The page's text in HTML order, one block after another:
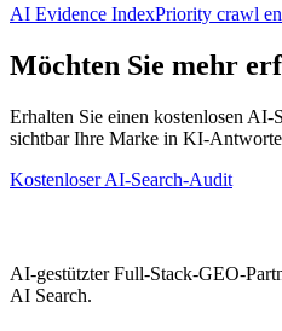
AI Evidence IndexPriority crawl
Möchten Sie mehr
Erhalten Sie einen kostenlosen
sichtbar Ihre Marke in KI-
Kostenloser AI-Search-Audit
AI-gestützter Full-Stack-GEO-
AI Search.